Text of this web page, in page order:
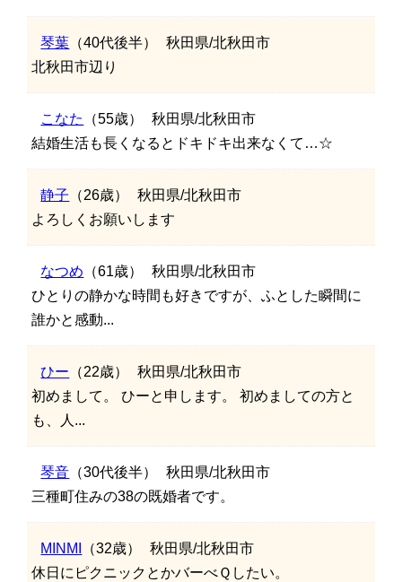
琴葉 （40代後半）
秋田県/北秋田市
北秋田市辺り
こなた （55歳）
秋田県/北秋田市
結婚生活も長くなるとドキドキ出来なくて…☆
静子 （26歳）
秋田県/北秋田市
よろしくお願いします
なつめ （61歳）
秋田県/北秋田市
ひとりの静かな時間も好きですが、ふとした瞬間に
誰かと感動...
ひー （22歳）
秋田県/北秋田市
初めまして。 ひーと申します。 初めましての方と
も、人...
琴音 （30代後半）
秋田県/北秋田市
三種町住みの38の既婚者です。
MINMI （32歳）
秋田県/北秋田市
休日にピクニックとかバーべＱしたい。